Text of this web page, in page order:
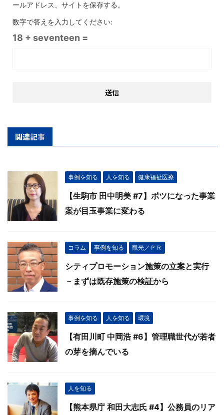
ールアドレス、サイトを保存する。
数字で答えを入力してください:
18 + seventeen =
関連記事
事例を知る 人を知る 健康福祉医療
【生駒市 田中明美 #7】ボツになった事業
案が目玉事業に変わる
コラム 事例を知る 観光／ＰＲ
シティプロモーション施策の立案と実行
－まずは既存施策の検証から
事例を知る 人を知る 環境
【有田川町 中岡浩 #6】管理職世代が若者
の芽を摘んでいる
人を知る
【熊本県庁 和田大志氏 #4】公務員のリア